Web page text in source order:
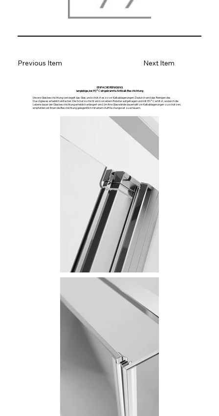
Next Item
Previous Item
EINFACHE REINIGUNG
langlebige, bei 80°C eingebrannte Antikalk Beschichtung
Unsere Glasbeschichtung versiegelt das Glas und schützt es so vor Kalkablagerungen. Dadurch wird das Reinigen des
Duschglases erheblich einfacher. Die Schutzschicht wird von einem Roboter aufgetragen und mit 80°C erhitzt, wodurch die
Lebensdauer der Glasbeschichtung erheblich erlängert wird. Um Ihre Glaswände dauerhaft vor Kalkablagerungen zu schützen,
empfehlen wir Ihnen die Beschichtung gelegentlich mit einem Auffrischungsset zu erneuern.